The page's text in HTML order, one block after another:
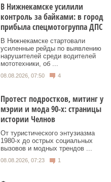
В Нижнекамске усилили
контроль за байками: в город
прибыла спецмотогруппа ДПС
В Нижнекамске стартовали
усиленные рейды по выявлению
нарушителей среди водителей
мототехники, об ...
08.08.2026, 07:50 4
Протест подростков, митинг у
мэрии и мода 90-х: страницы
истории Челнов
От туристического энтузиазма
1980‑х до острых социальных
вызовов и модных трендов ...
08.08.2026, 07:23 1